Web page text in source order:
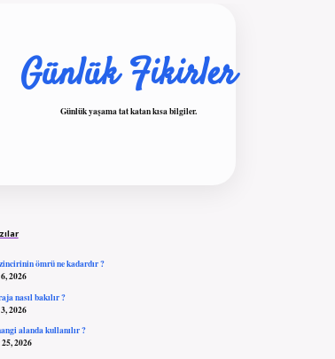
Günlük Fikirler
Günlük yaşama tat katan kısa bilgiler.
ömrü ne kadardır ?
2026
nasıl bakılır ?
2026
alanda kullanılır ?
2026